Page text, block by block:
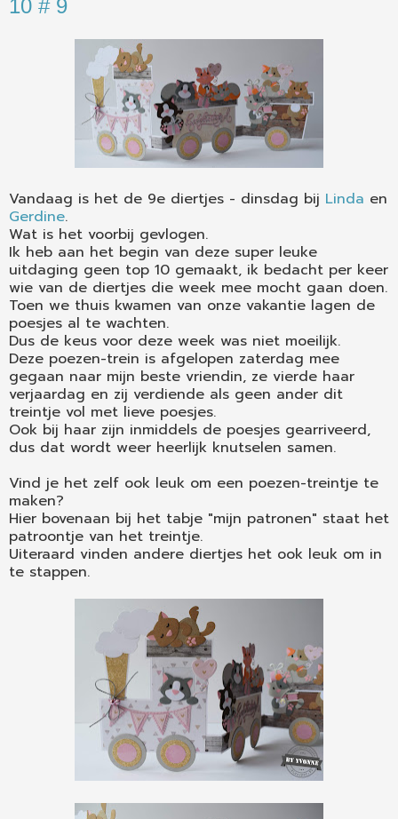
10 # 9
Vandaag is het de 9e diertjes - dinsdag bij Linda en
Gerdine.
Wat is het voorbij gevlogen.
Ik heb aan het begin van deze super leuke
uitdaging geen top 10 gemaakt, ik bedacht per keer
wie van de diertjes die week mee mocht gaan doen.
Toen we thuis kwamen van onze vakantie lagen de
poesjes al te wachten.
Dus de keus voor deze week was niet moeilijk.
Deze poezen-trein is afgelopen zaterdag mee
gegaan naar mijn beste vriendin, ze vierde haar
verjaardag en zij verdiende als geen ander dit
treintje vol met lieve poesjes.
Ook bij haar zijn inmiddels de poesjes gearriveerd,
dus dat wordt weer heerlijk knutselen samen.
Vind je het zelf ook leuk om een poezen-treintje te
maken?
Hier bovenaan bij het tabje "mijn patronen" staat het
patroontje van het treintje.
Uiteraard vinden andere diertjes het ook leuk om in
te stappen.